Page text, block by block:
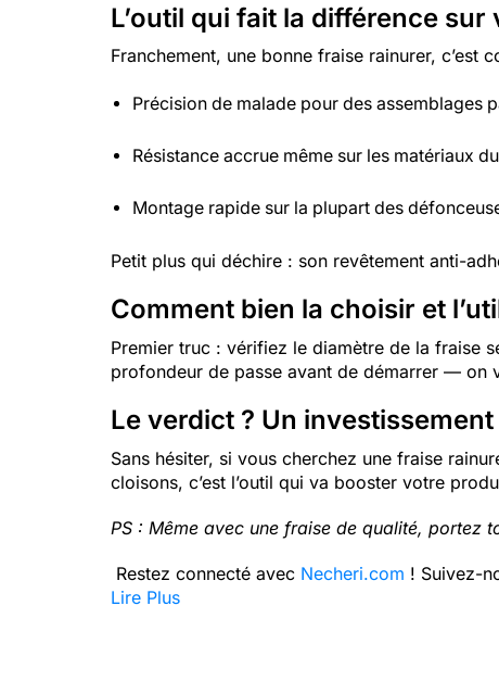
L’outil qui fait la différence
Franchement, une bonne fraise rainurer, c’est
Précision de malade pour des assemblages
Résistance accrue même sur les matériaux
Montage rapide sur la plupart des
Petit plus qui déchire : son revêtement anti-
Comment bien la choisir et
Premier truc : vérifiez le diamètre de la fraise
profondeur de passe avant de démarrer — on
Le verdict ? Un investissement
Sans hésiter, si vous cherchez une fraise
cloisons, c’est l’outil qui va booster votre
PS : Même avec une fraise de qualité, portez
Restez connecté avec Necheri.com ! Suivez-
Lire Plus